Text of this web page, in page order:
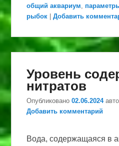
общий аквариум
рыбок
|Добавить
Уровень
нитратов
Опубликовано02.06.2024
Добавить комментарий
Вода, содержащаяся в